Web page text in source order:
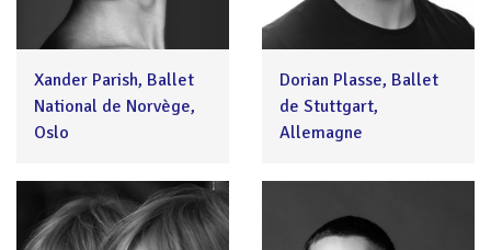
Xander Parish, Ballet
National de Norvège,
Oslo
Dorian Plasse, Ballet
de Stuttgart,
Allemagne